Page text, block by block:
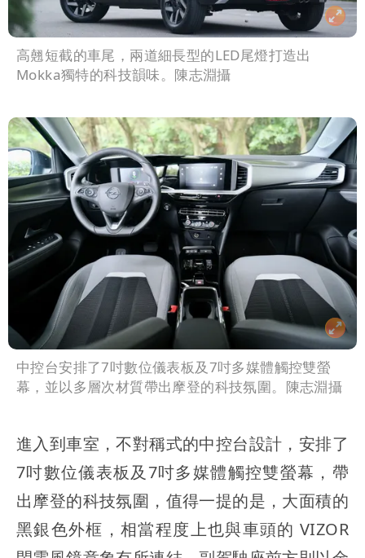
高翹短截的車尾，兩道細長型的LED尾燈打造出
Mokka獨特的科技韻味。陳志淵攝
中控台安排了7吋數位儀表板及7吋多媒體觸控雙螢
幕，並以多層次材質帶出摩登的科技氛圍。陳志淵攝
進入到車室，不對稱式的中控台設計，安排了
7吋數位儀表板及7吋多媒體觸控雙螢幕，帶
出摩登的科技氛圍，值得一提的是，大面積的
黑銀色外框，相當程度上也與車頭的 VIZOR